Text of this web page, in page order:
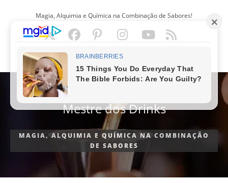
Magia, Alquimia e Química na Combinação de Sabores!
PORTUGUÊS
Mestre dos Drinks
MAGIA, ALQUIMIA E QUÍMICA NA COMBINAÇÃO
DE SABORES